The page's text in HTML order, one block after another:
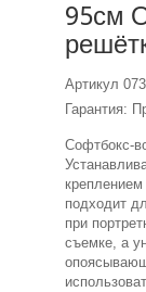
95см
Артикул
Гарантия:
Софтбокс-
подходит
при
съемке, а